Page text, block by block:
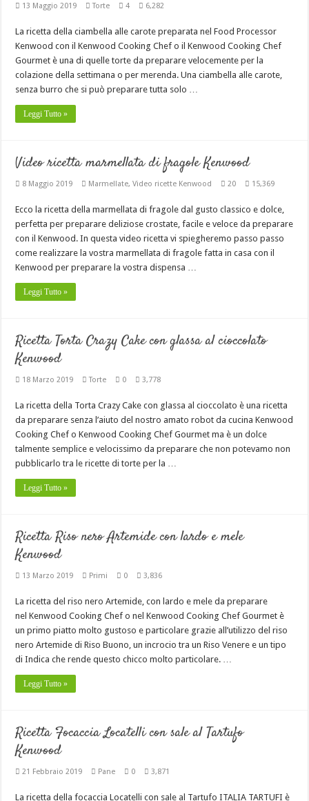
13 Maggio 2019 Torte 4 6,282
La ricetta della ciambella alle carote preparata nel Food Processor
Kenwood con il Kenwood Cooking Chef o il Kenwood Cooking Chef
Gourmet è una di quelle torte da preparare velocemente per la
colazione della settimana o per merenda. Una ciambella alle carote,
senza burro che si può preparare tutta solo …
Leggi Tutto »
Video ricetta marmellata di fragole Kenwood
8 Maggio 2019 Marmellate,Video ricette Kenwood 20 15,369
Ecco la ricetta della marmellata di fragole dal gusto classico e dolce,
perfetta per preparare deliziose crostate, facile e veloce da preparare
con il Kenwood. In questa video ricetta vi spiegheremo passo passo
come realizzare la vostra marmellata di fragole fatta in casa con il
Kenwood per preparare la vostra dispensa …
Leggi Tutto »
Ricetta Torta Crazy Cake con glassa al cioccolato
Kenwood
18 Marzo 2019 Torte 0 3,778
La ricetta della Torta Crazy Cake con glassa al cioccolato è una ricetta
da preparare senza l’aiuto del nostro amato robot da cucina Kenwood
Cooking Chef o Kenwood Cooking Chef Gourmet ma è un dolce
talmente semplice e velocissimo da preparare che non potevamo non
pubblicarlo tra le ricette di torte per la …
Leggi Tutto »
Ricetta Riso nero Artemide con lardo e mele
Kenwood
13 Marzo 2019 Primi 0 3,836
La ricetta del riso nero Artemide, con lardo e mele da preparare
nel Kenwood Cooking Chef o nel Kenwood Cooking Chef Gourmet è
un primo piatto molto gustoso e particolare grazie all’utilizzo del riso
nero Artemide di Riso Buono, un incrocio tra un Riso Venere e un tipo
di Indica che rende questo chicco molto particolare. …
Leggi Tutto »
Ricetta Focaccia Locatelli con sale al Tartufo
Kenwood
21 Febbraio 2019 Pane 0 3,871
La ricetta della focaccia Locatelli con sale al Tartufo ITALIA TARTUFI è